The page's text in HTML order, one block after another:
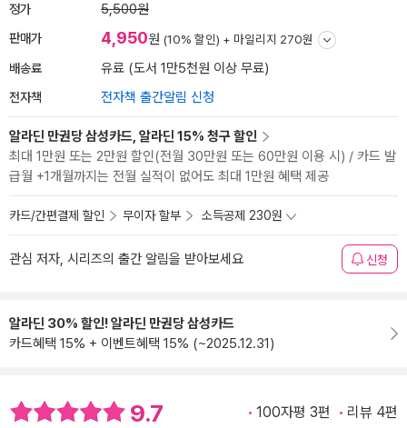
정가 5,500원
판매가 4,950원 (10% 할인) + 마일리지 270원
배송료 유료 (도서 1만5천원 이상 무료)
전자책 전자책 출간알림 신청
알라딘 만권당 삼성카드, 알라딘 15% 청구 할인
최대 1만원 또는 2만원 할인(전월 30만원 또는 60만원 이용 시) / 카드 발
급월 +1개월까지는 전월 실적이 없어도 최대 1만원 혜택 제공
카드/간편결제 할인 무이자 할부 소득공제 230원
관심 저자, 시리즈의 출간 알림을 받아보세요 신청
알라딘 30% 할인! 알라딘 만권당 삼성카드
카드혜택 15% + 이벤트혜택 15% (~2025.12.31)
9.7 100자평 3편 리뷰 4편